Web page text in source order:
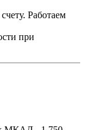
Работаем
при